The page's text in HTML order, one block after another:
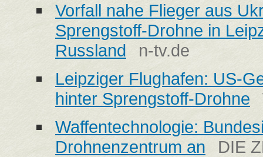
Vorfall nahe Flieger aus
Sprengstoff-Drohne in
Russland
n-tv.de
Leipziger Flughafen: US-
hinter Sprengstoff-Drohne
Waffentechnologie:
Drohnenzentrum an
DIE